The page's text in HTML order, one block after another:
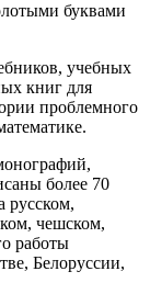
буквами
учебных
книг для
проблемного
более 70
русском,
чешском,
работы
Белоруссии,